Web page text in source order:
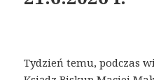
Tydzień temu, podczas